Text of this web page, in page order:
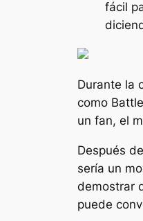
fácil
Durante la
como
un fan, el
Después
sería un
demostrar
puede